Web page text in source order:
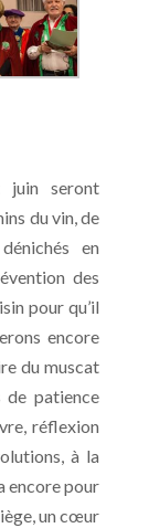
juin seront
du vin, de
en
des
pour qu’il
encore
du muscat
de patience
réflexion
à la
encore pour
un cœur